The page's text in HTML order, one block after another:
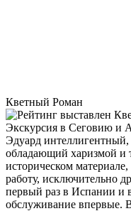
Кветный Роман
Экскурсия в Сеговию и
Эдуард
обладающий харизмой и
историческом
работу, исключительно
первый раз в Испании и
обслуживание впервые.